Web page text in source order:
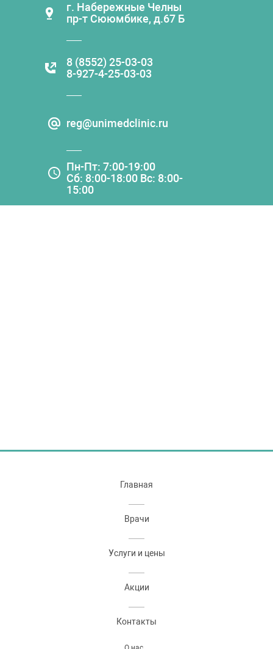
г. Набережные Челны
пр-т Сююмбике, д.67 Б
8 (8552) 25-03-03
8-927-4-25-03-03
reg@unimedclinic.ru
Пн-Пт: 7:00-19:00
Сб: 8:00-18:00 Вс: 8:00-
15:00
Главная
Врачи
Услуги и цены
Акции
Контакты